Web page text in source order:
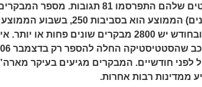
של 165 פוסטים שלהם התפרסמו 81 תגובות. מספר
(מבקרים שונים) הממוצע הוא בסביבות 250,
1150 בערך, ובחודש יש 2800 מבקרים שונים פחות או
לפני חודשיים. המבקרים מגיעים בעיקר
ממדינות רבות אחרות.